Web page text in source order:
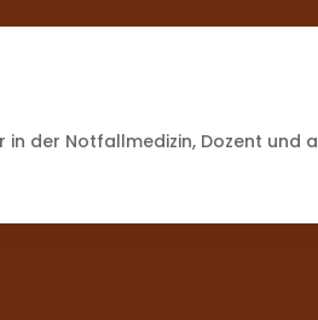
in der Notfallmedizin, Dozent und